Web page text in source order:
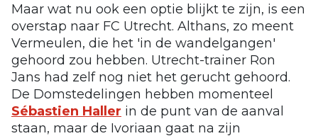
Maar wat nu ook een optie blijkt te zijn, is een
overstap naar FC Utrecht. Althans, zo meent
Vermeulen, die het 'in de wandelgangen'
gehoord zou hebben. Utrecht-trainer Ron
Jans had zelf nog niet het gerucht gehoord.
De Domstedelingen hebben momenteel
Sébastien Haller in de punt van de aanval
staan, maar de Ivoriaan gaat na zijn